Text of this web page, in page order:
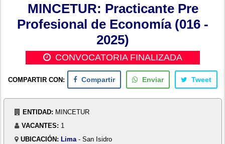
MINCETUR: Practicante Pre
Profesional de Economía (016 -
2025)
CONVOCATORIA FINALIZADA
COMPARTIR CON: Compartir Enviar Tweet
ENTIDAD: MINCETUR
VACANTES: 1
UBICACIÓN: Lima - San Isidro